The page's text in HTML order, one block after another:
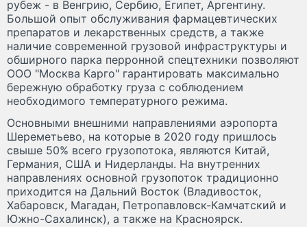
рубеж - в Венгрию, Сербию, Египет, Аргентину.
Большой опыт обслуживания фармацевтических
препаратов и лекарственных средств, а также
наличие современной грузовой инфраструктуры и
обширного парка перронной спецтехники позволяют
ООО "Москва Карго" гарантировать максимально
бережную обработку груза с соблюдением
необходимого температурного режима.
Основными внешними направлениями аэропорта
Шереметьево, на которые в 2020 году пришлось
свыше 50% всего грузопотока, являются Китай,
Германия, США и Нидерланды. На внутренних
направлениях основной грузопоток традиционно
приходится на Дальний Восток (Владивосток,
Хабаровск, Магадан, Петропавловск-Камчатский и
Южно-Сахалинск), а также на Красноярск.